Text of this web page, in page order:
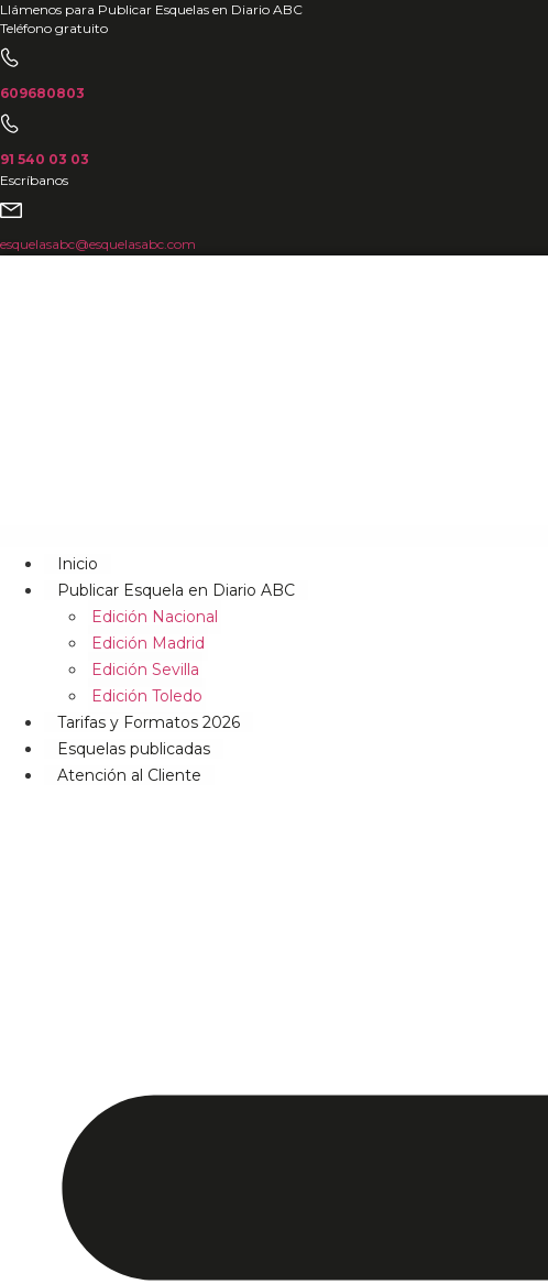
Ir
al
contenido
Llámenos para Publicar Esquelas en Diario ABC
Teléfono gratuito
609680803
91 540 03 03
Escríbanos
esquelasabc@esquelasabc.com
Inicio
Publicar Esquela en Diario ABC
Edición Nacional
Edición Madrid
Edición Sevilla
Edición Toledo
Tarifas y Formatos 2026
Esquelas publicadas
Atención al Cliente